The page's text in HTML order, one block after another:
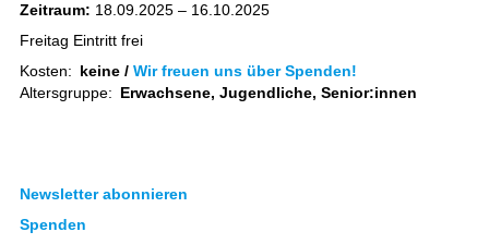
Zeitraum: 18.09.2025 – 16.10.2025
Freitag Eintritt frei
Kosten: keine / Wir freuen uns über Spenden!
Altersgruppe: Erwachsene, Jugendliche, Senior:innen
Newsletter abonnieren
Spenden